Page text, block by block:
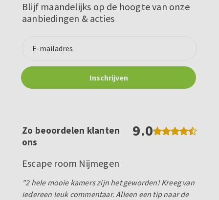
Blijf maandelijks op de hoogte van onze
aanbiedingen & acties
Zo beoordelen klanten
ons
9.0
Escape room Nijmegen
"2 hele mooie kamers zijn het geworden! Kreeg van
iedereen leuk commentaar. Alleen een tip naar de